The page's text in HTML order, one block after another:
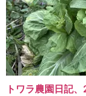
トワラ農園日記